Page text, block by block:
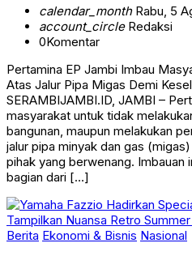
calendar_monthRabu, 5
account_circleRedaksi
0Komentar
Pertamina EP Jambi Imbau
Atas Jalur Pipa Migas Demi
SERAMBIJAMBI.ID, JAMBI –
masyarakat untuk tidak
bangunan, maupun melakukan
jalur pipa minyak dan gas
pihak yang berwenang. Imbauan
bagian dari […]
Berita Ekonomi & Bisnis Nasional